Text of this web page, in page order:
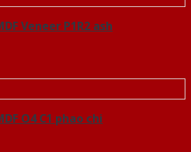
Veneer P1R2 ash
O4 C1 phao chi